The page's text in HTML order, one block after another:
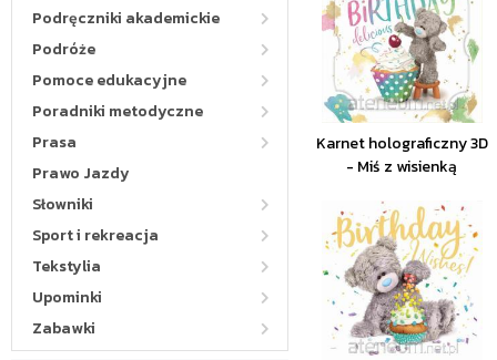
Podręczniki akademickie
Podróże
Pomoce edukacyjne
Poradniki metodyczne
Prasa
Prawo Jazdy
Słowniki
Sport i rekreacja
Tekstylia
Upominki
Zabawki
Karnet holograficzny 3D
- Miś z wisienką